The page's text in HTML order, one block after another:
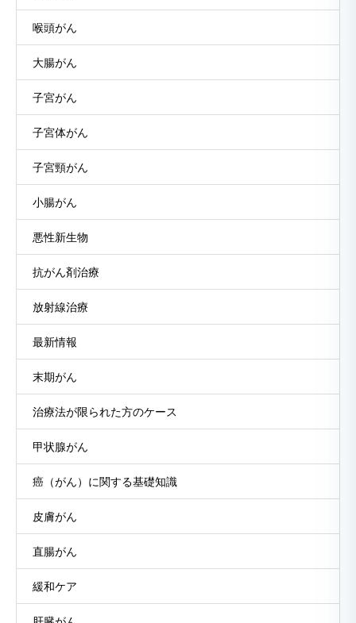
喉頭がん
大腸がん
子宮がん
子宮体がん
子宮頸がん
小腸がん
悪性新生物
抗がん剤治療
放射線治療
最新情報
末期がん
治療法が限られた方のケース
甲状腺がん
癌（がん）に関する基礎知識
皮膚がん
直腸がん
緩和ケア